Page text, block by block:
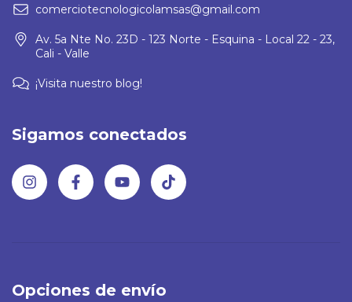
comerciotecnologicolamsas@gmail.com
Av. 5a Nte No. 23D - 123 Norte - Esquina - Local 22 - 23,
Cali - Valle
¡Visita nuestro blog!
Sigamos conectados
Opciones de envío